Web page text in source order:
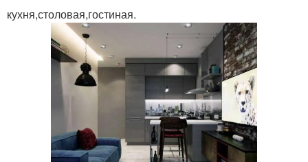
кухня,столовая,гостиная.